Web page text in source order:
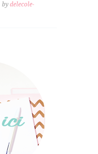
bydelecole-